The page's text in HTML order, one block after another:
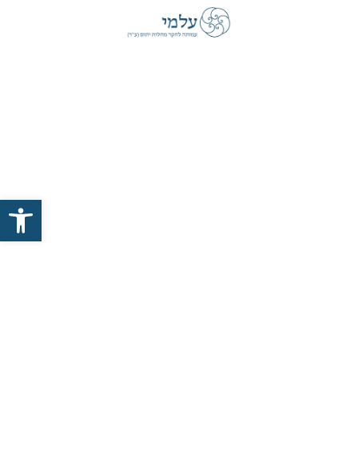
פתח סרגל נגישות